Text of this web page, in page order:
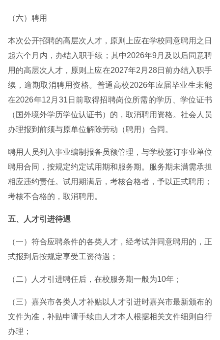
（六）聘用
本次公开招聘的高层次人才，原则上应在学校同意聘用之日
起六个月内，办结入职手续；其中2026年9月及以后同意聘
用的高层次人才，原则上应在2027年2月28日前办结入职手
续，逾期取消聘用资格。普通高校2026年应届毕业生未能
在2026年12月31日前取得招聘岗位所需的学历、学位证书
（国外境外学历学位认证书）的，取消聘用资格。社会人员
办理报到前须与原单位解除劳动（聘用）合同。
聘用人员列入事业编制报备员额管理，与学校签订事业单位
聘用合同，按规定约定试用期和服务期。服务期未满需承担
相应违约责任。试用期满后，考核合格者，予以正式聘用；
考核不合格的，取消聘用。
五、人才引进待遇
（一）符合应聘条件的各类人才，经考试并同意聘用的，正
式报到后按规定享受工资待遇；
（二）人才引进聘任后，在校服务期一般为10年；
（三）嘉兴市各类人才补贴以人才引进时嘉兴市最新颁布的
文件为准，补贴申请手续由人才本人根据相关文件细则自行
办理；